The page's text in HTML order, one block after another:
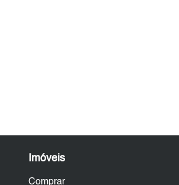
Imóveis
Comprar